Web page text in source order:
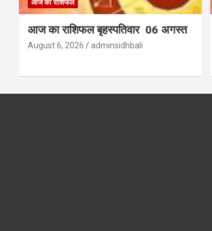
आज का राशिफल
आज का राशिफल बृहस्पतिवार 06 अगस्त
August 6, 2026 adminsidhbali